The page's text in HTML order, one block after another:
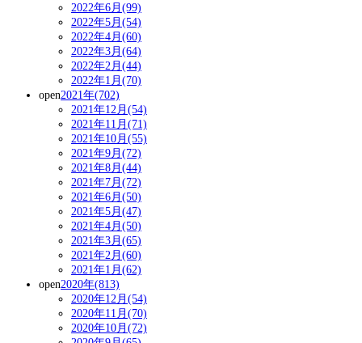
2022年6月(99)
2022年5月(54)
2022年4月(60)
2022年3月(64)
2022年2月(44)
2022年1月(70)
open2021年(702)
2021年12月(54)
2021年11月(71)
2021年10月(55)
2021年9月(72)
2021年8月(44)
2021年7月(72)
2021年6月(50)
2021年5月(47)
2021年4月(50)
2021年3月(65)
2021年2月(60)
2021年1月(62)
open2020年(813)
2020年12月(54)
2020年11月(70)
2020年10月(72)